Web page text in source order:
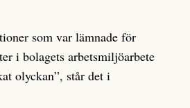
som var lämnade för
i bolagets arbetsmiljöarbete
olyckan”, står det i